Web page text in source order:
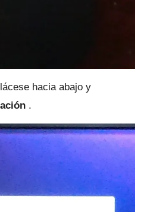
hacia abajo y
.